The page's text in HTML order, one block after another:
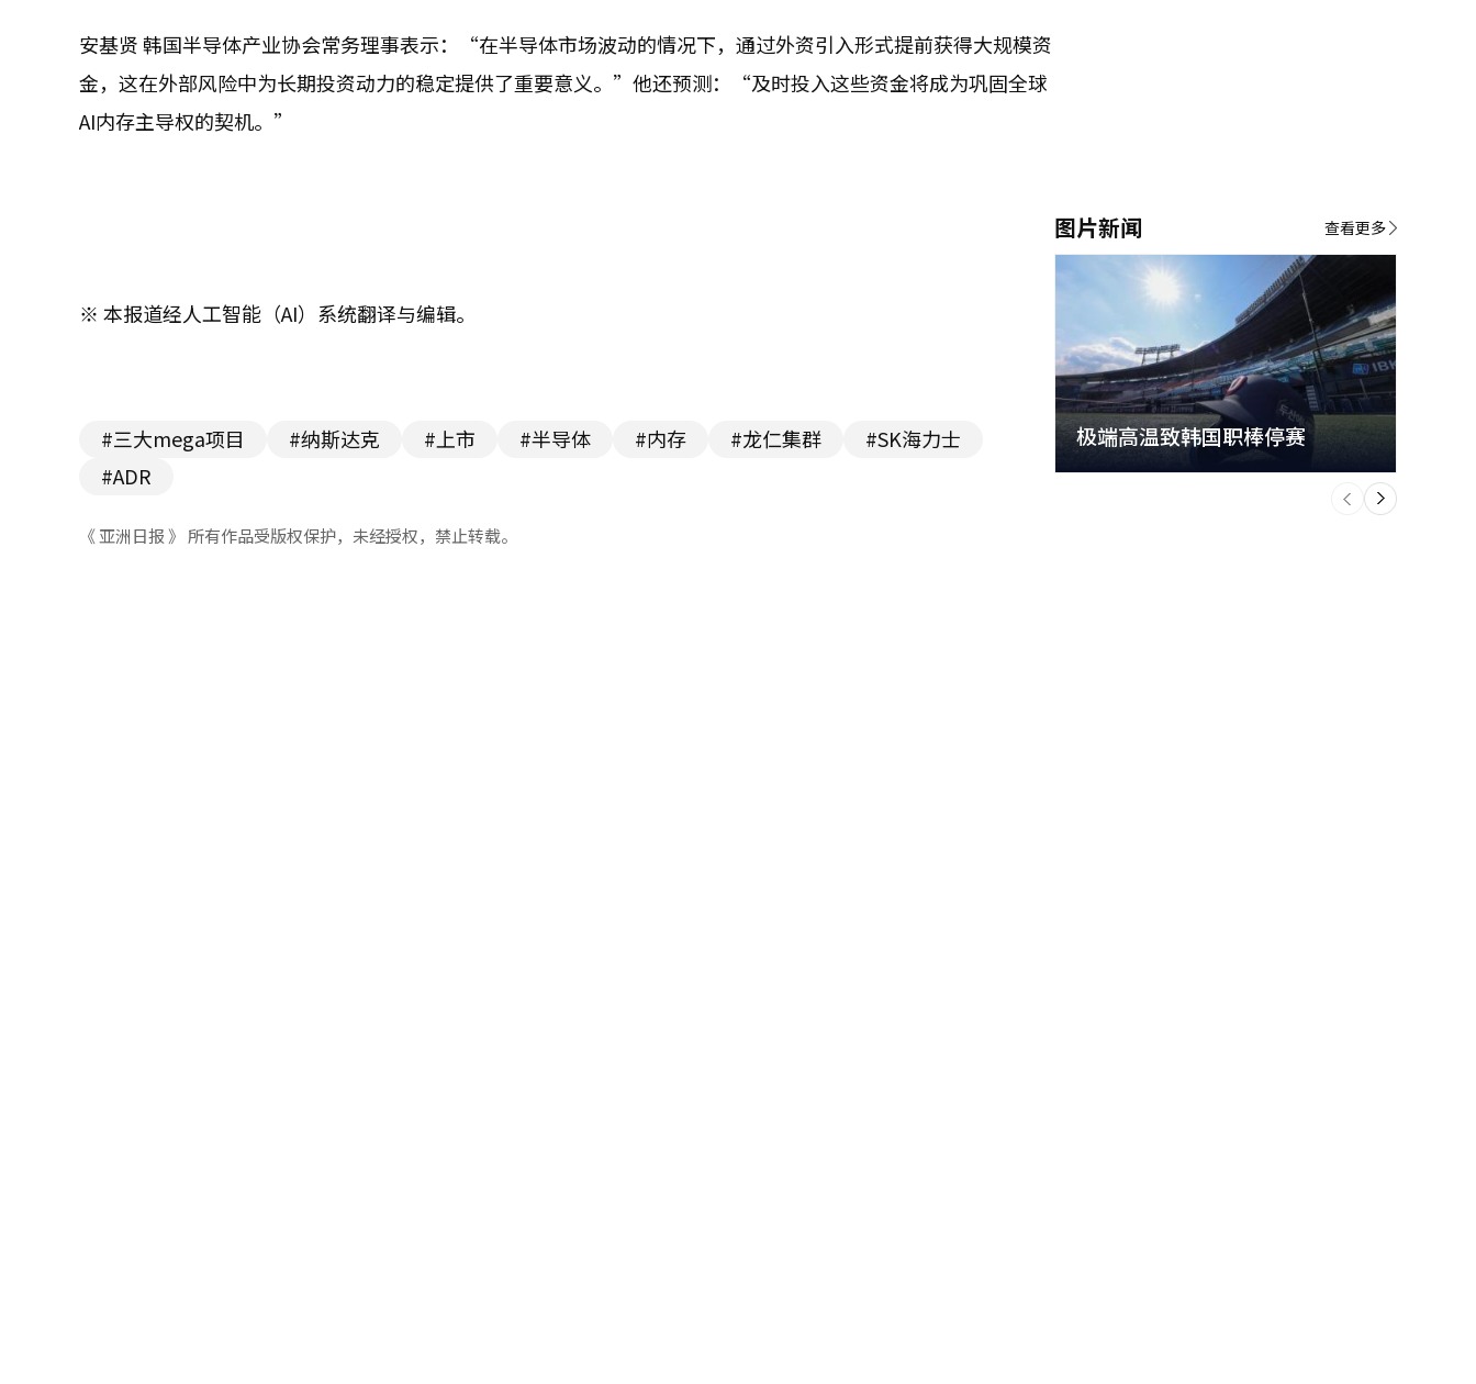
安基贤韩国半导体产业协会常务理事表示：“在半导体市场波动的情况下，通过外资引入形式提前获得大规模资
金，这在外部风险中为长期投资动力的稳定提供了重要意义。”他还预测：“及时投入这些资金将成为巩固全球
AI内存主导权的契机。”
※ 本报道经人工智能（AI）系统翻译与编辑。
#三大mega项目 #纳斯达克 #上市 #半导体 #内存 #龙仁集群
#SK海力士
#ADR
《 亚洲日报 》 所有作品受版权保护，未经授权，禁止转载。
图片新闻
极端高温致韩国职棒停赛
下
一
个
查看更多